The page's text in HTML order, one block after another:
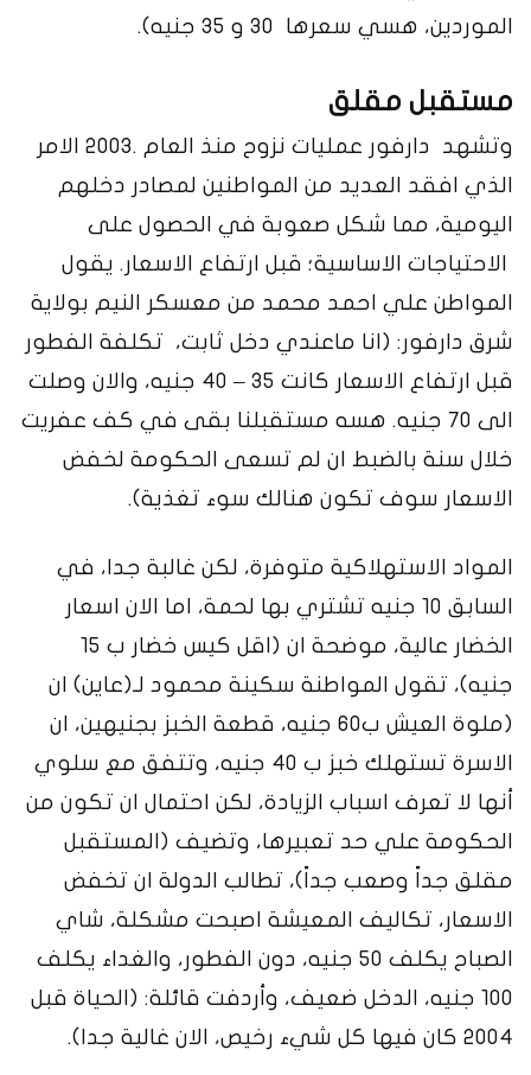
الموردين، هسي سعرها 30 و 35 جنيه).
مستقبل مقلق
وتشهد دارفور عمليات نزوح منذ العام .2003 الامر
الذي افقد العديد من المواطنين لمصادر دخلهم
اليومية، مما شكل صعوبة في الحصول على
الاحتياجات الاساسية؛ قبل ارتفاع الاسعار. يقول
المواطن علي احمد محمد من معسكر النيم بولاية
شرق دارفور: (انا ماعندي دخل ثابت، تكلفة الفطور
قبل ارتفاع الاسعار كانت 35 – 40 جنيه، والان وصلت
الى 70 جنيه. هسه مستقبلنا بقى في كف عفريت
خلال سنة بالضبط ان لم تسعى الحكومة لخفض
الاسعار سوف تكون هنالك سوء تغذية).
المواد الاستهلاكية متوفرة، لكن غالبة جدا، في
السابق 10 جنيه تشتري بها لحمة، اما الان اسعار
الخضار عالية، موضحة ان (اقل كيس خضار ب 15
جنيه)، تقول المواطنة سكينة محمود لـ(عاين) ان
(ملوة العيش ب60 جنيه، قطعة الخبز بجنيهين، ان
الاسرة تستهلك خبز ب 40 جنيه، وتتفق مع سلوي
أنها لا تعرف اسباب الزيادة، لكن احتمال ان تكون من
الحكومة علي حد تعبيرها، وتضيف (المستقبل
مقلق جداً وصعب جداً)، تطالب الدولة ان تخفض
الاسعار، تكاليف المعيشة اصبحت مشكلة، شاي
الصباح يكلف 50 جنيه، دون الفطور، والغداء يكلف
100 جنيه، الدخل ضعيف، وأردفت قائلة: (الحياة قبل
2004 كان فيها كل شيء رخيص، الان غالية جدا).